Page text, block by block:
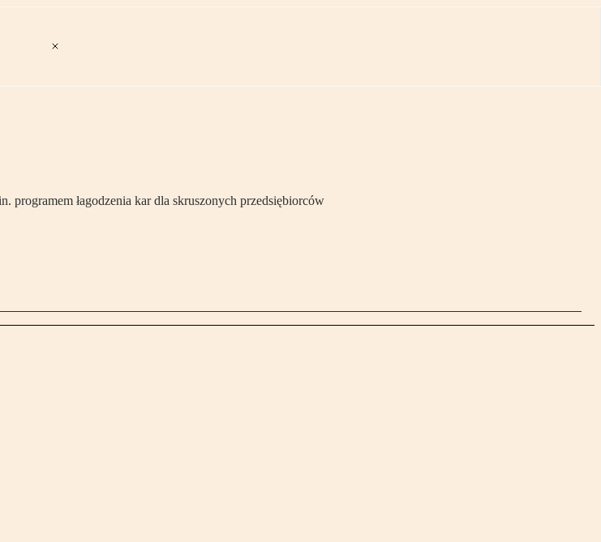
łagodzenia kar dla skruszonych przedsiębiorców